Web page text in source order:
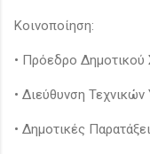
Κοινοποίηση:
• Πρόεδρο
• Διεύθυνση
• Δημοτικές